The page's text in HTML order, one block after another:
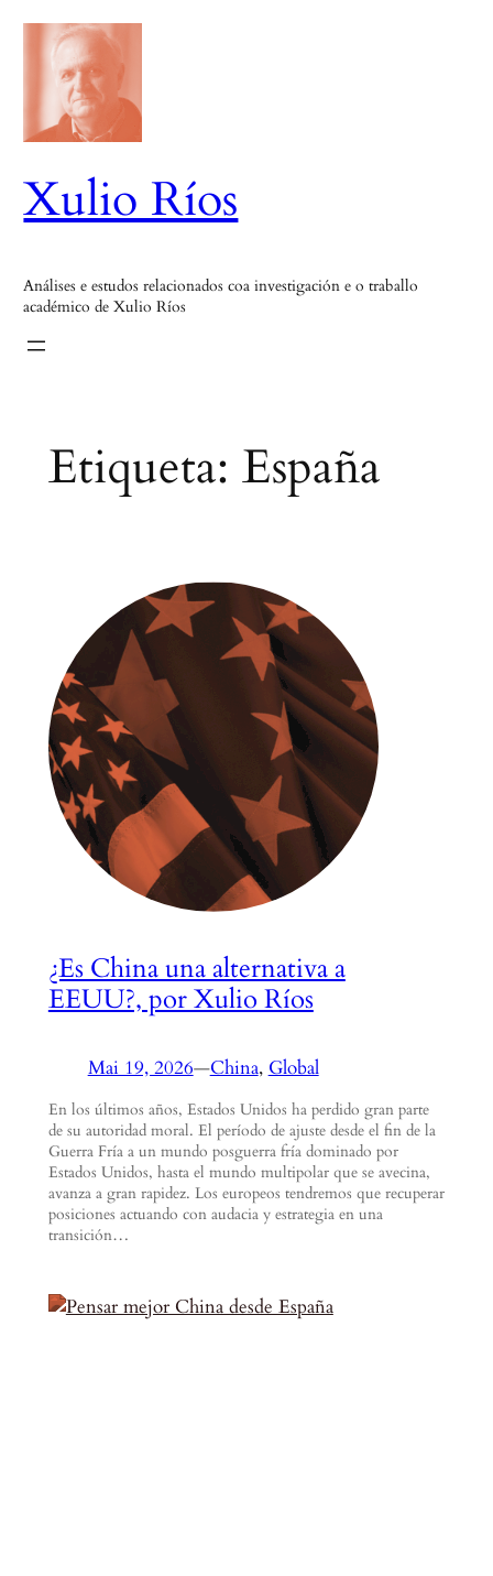
Saltar
contido
Xulio Ríos
Análises e estudos relacionados coa investigación e o traballo
académico de Xulio Ríos
Etiqueta: España
¿Es China una alternativa a
EEUU?, por Xulio Ríos
Mai 19, 2026—China, Global
En los últimos años, Estados Unidos ha perdido gran parte
de su autoridad moral. El período de ajuste desde el fin de la
Guerra Fría a un mundo posguerra fría dominado por
Estados Unidos, hasta el mundo multipolar que se avecina,
avanza a gran rapidez. Los europeos tendremos que recuperar
posiciones actuando con audacia y estrategia en una
transición…